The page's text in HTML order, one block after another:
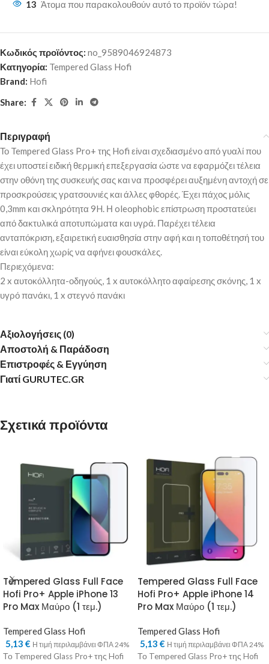
13 Άτομα που παρακολουθούν αυτό το προϊόν τώρα!
Κωδικός προϊόντος: no_9589046924873
Κατηγορία: Tempered Glass Hofi
Brand: Hofi
Share:
Περιγραφή
Το Tempered Glass Pro+ της Hofi είναι σχεδιασμένο από γυαλί που
έχει υποστεί ειδική θερμική επεξεργασία ώστε να εφαρμόζει τέλεια
στην οθόνη της συσκευής σας και να προσφέρει αυξημένη αντοχή σε
προσκρούσεις γρατσουνιές και άλλες φθορές. Έχει πάχος μόλις
0,3mm και σκληρότητα 9H. Η oleophobic επίστρωση προστατεύει
από δακτυλικά αποτυπώματα και υγρά. Παρέχει τέλεια
ανταπόκριση, εξαιρετική ευαισθησία στην αφή και η τοποθέτησή του
είναι εύκολη χωρίς να αφήνει φουσκάλες.
Περιεχόμενα:
2 x αυτοκόλλητα-οδηγούς, 1 x αυτοκόλλητο αφαίρεσης σκόνης, 1 x
υγρό πανάκι, 1 x στεγνό πανάκι
Αξιολογήσεις (0)
Αποστολή & Παράδοση
Επιστροφές & Εγγύηση
Γιατί GURUTEC.GR
Σχετικά προϊόντα
Tempered Glass Full Face
Hofi Pro+ Apple iPhone 13
Pro Max Μαύρο (1 τεμ.)
Tempered Glass Hofi
5,13 € Η τιμή περιλαμβάνει ΦΠΑ 24%
Το Tempered Glass Pro+ της Hofi
Tempered Glass Full Face
Hofi Pro+ Apple iPhone 14
Pro Max Μαύρο (1 τεμ.)
Tempered Glass Hofi
5,13 € Η τιμή περιλαμβάνει ΦΠΑ 24%
Το Tempered Glass Pro+ της Hofi